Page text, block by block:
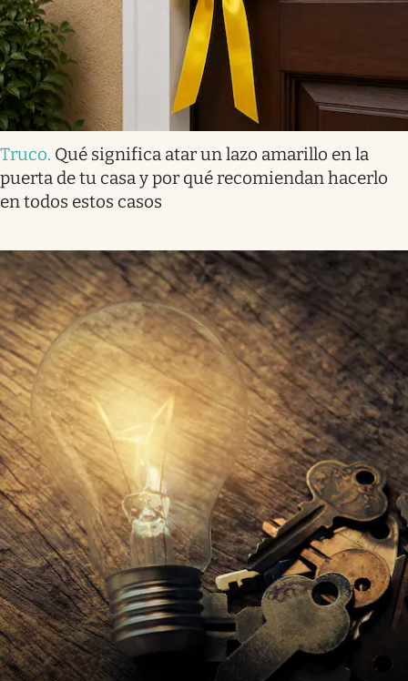
Truco. Qué significa atar un lazo amarillo en la
puerta de tu casa y por qué recomiendan hacerlo
en todos estos casos